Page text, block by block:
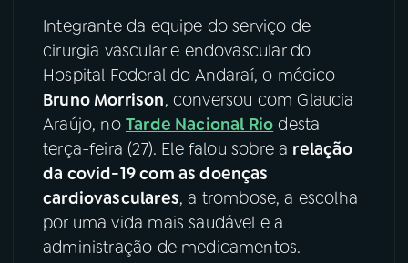
08FESTIVAL DE MÚSICA
ACOMPANHE A RÁDIO NACIONAL
YouTube Facebook
Instagram X
Integrante da equipe do serviço de
cirurgia vascular e endovascular do
Hospital Federal do Andaraí, o médico
Bruno Morrison, conversou com Glaucia
Araújo, no Tarde Nacional Rio desta
terça-feira (27). Ele falou sobre a relação
da covid-19 com as doenças
cardiovasculares, a trombose, a escolha
por uma vida mais saudável e a
administração de medicamentos.